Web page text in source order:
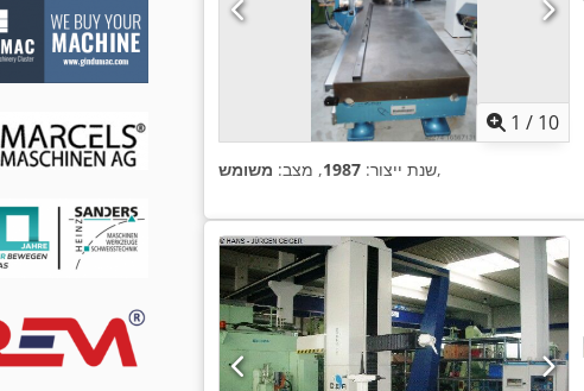
1 / 10
שנת ייצור: 1987, מצב: משומש ,